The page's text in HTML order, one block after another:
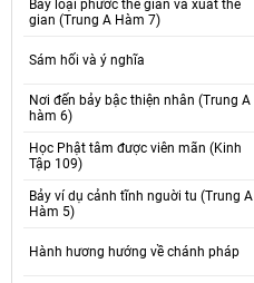
Bảy loại phước thế gian và xuất thế
gian (Trung A Hàm 7)
Sám hối và ý nghĩa
Nơi đến bảy bậc thiện nhân (Trung A
hàm 6)
Học Phật tâm được viên mãn (Kinh
Tập 109)
Bảy ví dụ cảnh tĩnh nguời tu (Trung A
Hàm 5)
Hành hương hướng về chánh pháp